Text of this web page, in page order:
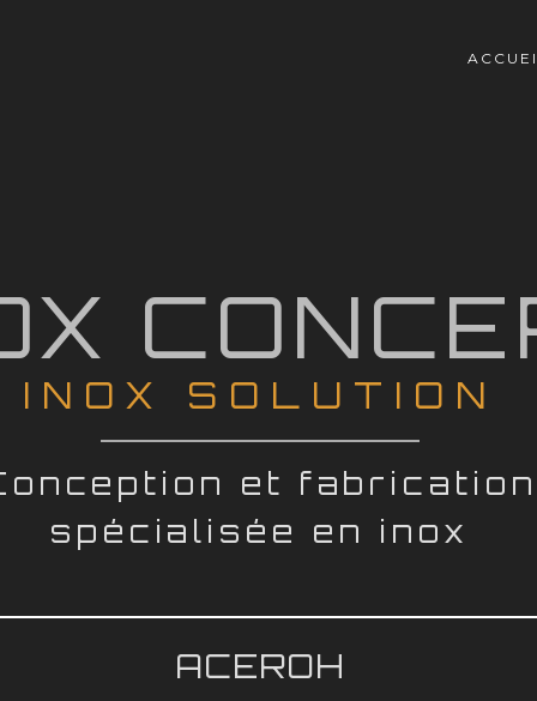
INOX SOLUTION
et fabrication
spécialisée en inox
ACEROH